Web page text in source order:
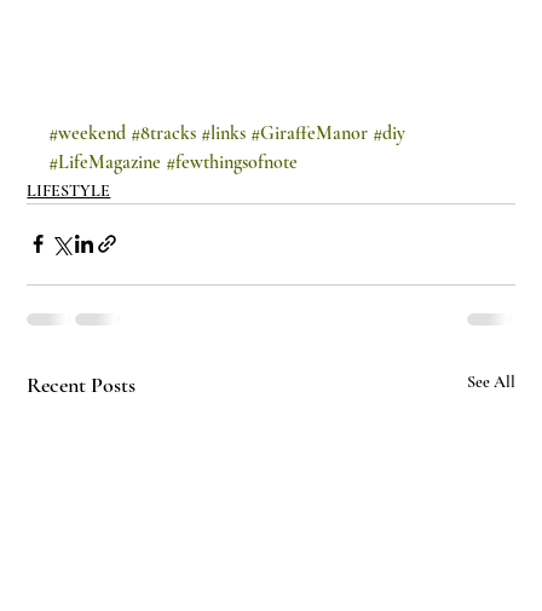
#weekend #8tracks #links #GiraffeManor #diy
#LifeMagazine #fewthingsofnote
LIFESTYLE
Recent Posts See All